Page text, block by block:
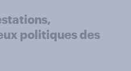
politiques des